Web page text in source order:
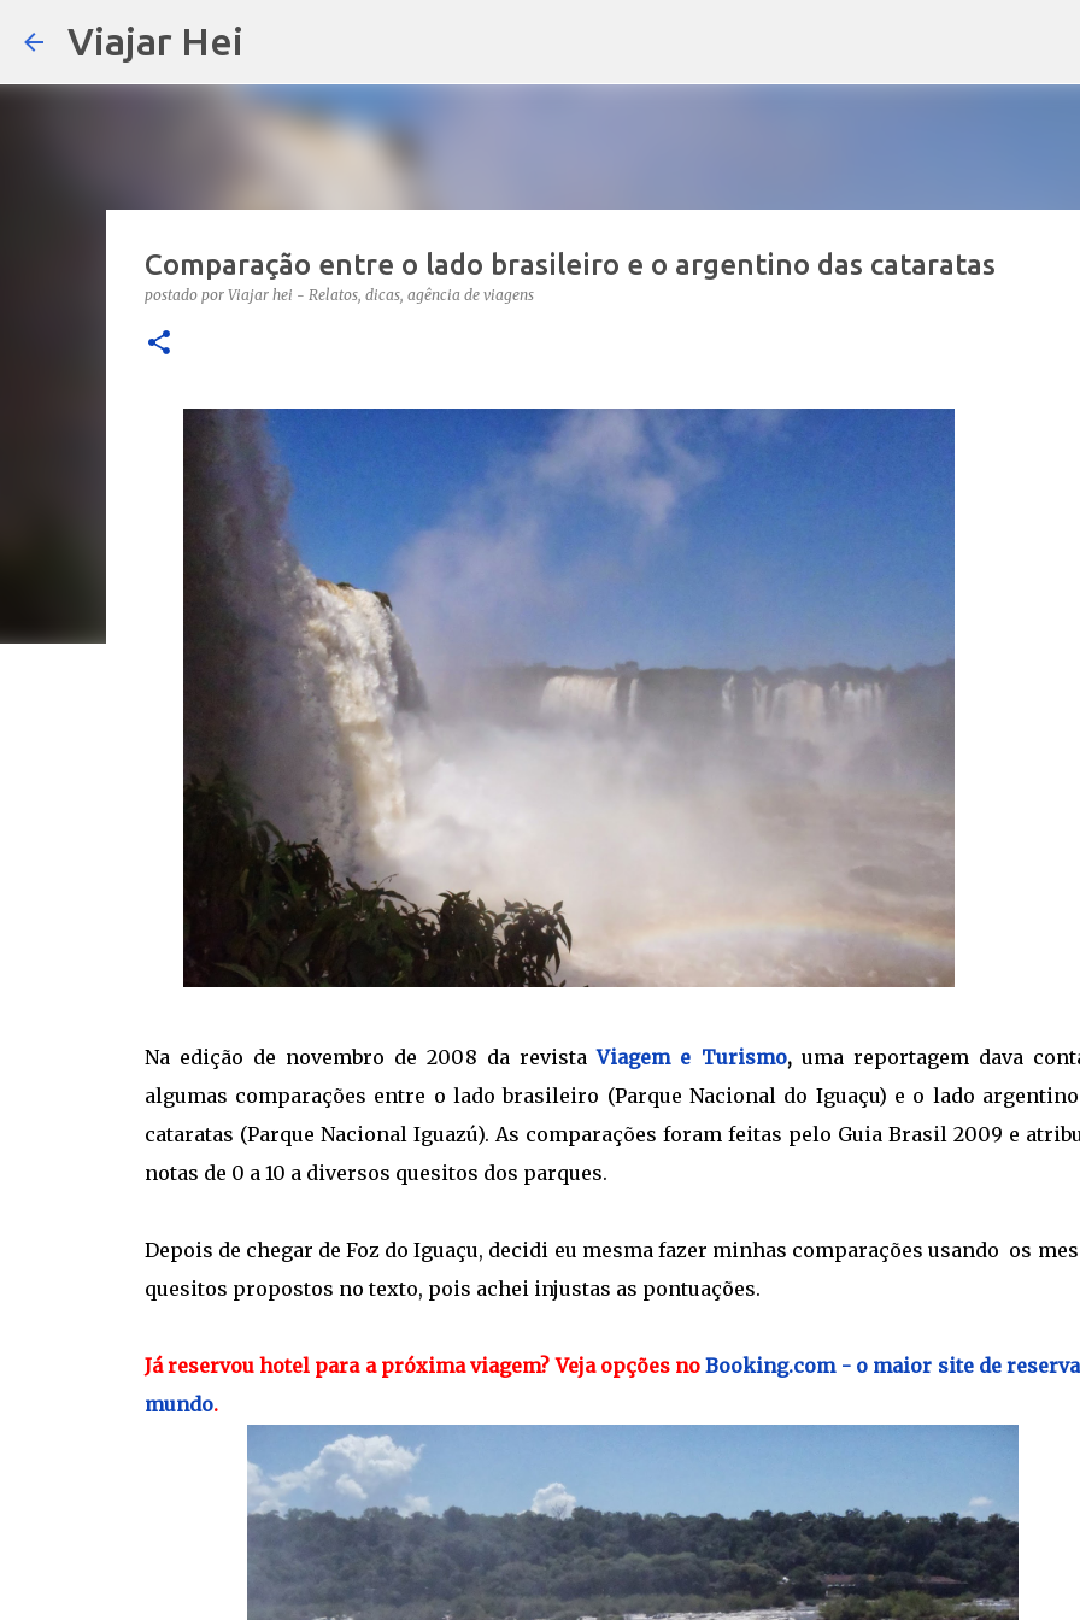
Viajar Hei
Comparação entre o lado brasileiro e o argentino das cataratas
postado por Viajar hei - Relatos, dicas, agência de viagens
Na edição de novembro de 2008 da revistaViagem e Turismo,uma reportagem dava
algumas comparações entre o lado brasileiro (Parque Nacional do Iguaçu) e o lado
cataratas (Parque Nacional Iguazú). As comparações foram feitas pelo Guia Brasil 2009 e
notas de 0 a 10 a diversos quesitos dos parques.
Depois de chegar de Foz do Iguaçu, decidi eu mesma fazer minhas comparações usando os
quesitos propostos no texto, pois achei injustas as pontuações.
Já reservou hotel para a próxima viagem?Veja opções noBooking.com - o maior site de
mundo.